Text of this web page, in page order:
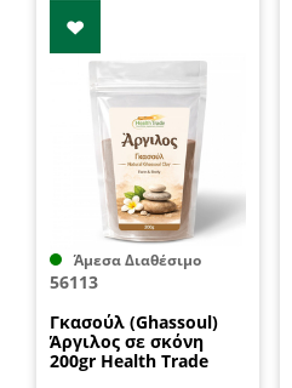
Άμεσα Διαθέσιμο
56113
Γκασούλ (Ghassoul)
Άργιλος σε σκόνη
200gr Health Trade